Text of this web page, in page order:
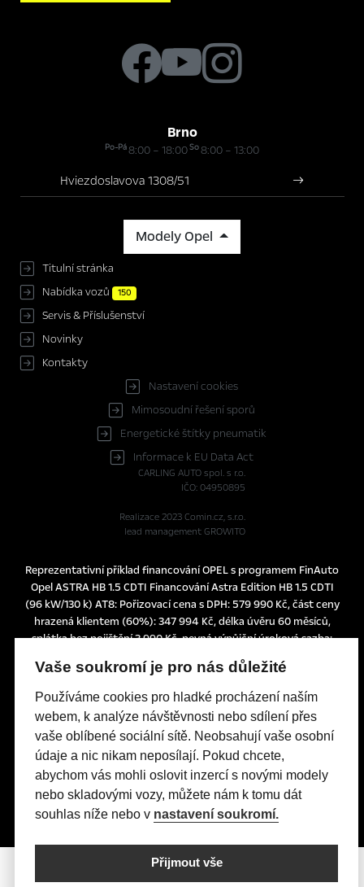
Brno
Po-Pá8:00 – 18:00So8:00 – 13:00
Hviezdoslavova 1308/51
Modely Opel
Titulní stránka
Nabídka vozů
150
Servis & Příslušenství
Novinky
Kontakty
Nastavení cookies
Mimosoudní řešení sporů
Energetické štítky pneumatik
Informace k EU Data Act
CARLING AUTO spol. s r.o.
IČO: 04950895
Realizace 2023 Comin.cz, s.r.o.
lead management GROWITO
Reprezentativní příklad financování OPEL s programem FinAuto
Opel ASTRA HB 1.5 CDTI Financování Astra Edition HB 1.5 CDTI
(96 kW/130 k) AT8: Pořizovací cena s DPH: 579 990 Kč, část ceny
hrazená klientem (60%): 347 994 Kč, délka úvěru 60 měsíců,
splátka bez pojištění 3.990 Kč, pevná výpůjční úroková sazba:
1,24% p.a., nabídka je určena pro fyzické osoby podnikatele a
právnické osoby a platí do 30. 6. 2026 nebo do odvolání.
Tato nabídka je pouze indikativní, není návrhem na uzavření
smlouvy a nelze z ní proto dovozovat povinnost společnosti
uskutečnit jakékoliv transakce.
Poskytovatelem financování je UniCredit Leasing CZ, a.s.,
Želetavská 1525/1, 140 10 Praha 4, IČO: 15886492
Vaše soukromí je pro nás důležité
Používáme cookies pro hladké procházení naším
webem, k analýze návštěvnosti nebo sdílení přes
vaše oblíbené sociální sítě. Neobsahují vaše osobní
údaje a nic nikam neposílají. Pokud chcete,
abychom vás mohli oslovit inzercí s novými modely
nebo skladovými vozy, můžete nám k tomu dát
souhlas níže nebo v nastavení soukromí.
Přijmout vše